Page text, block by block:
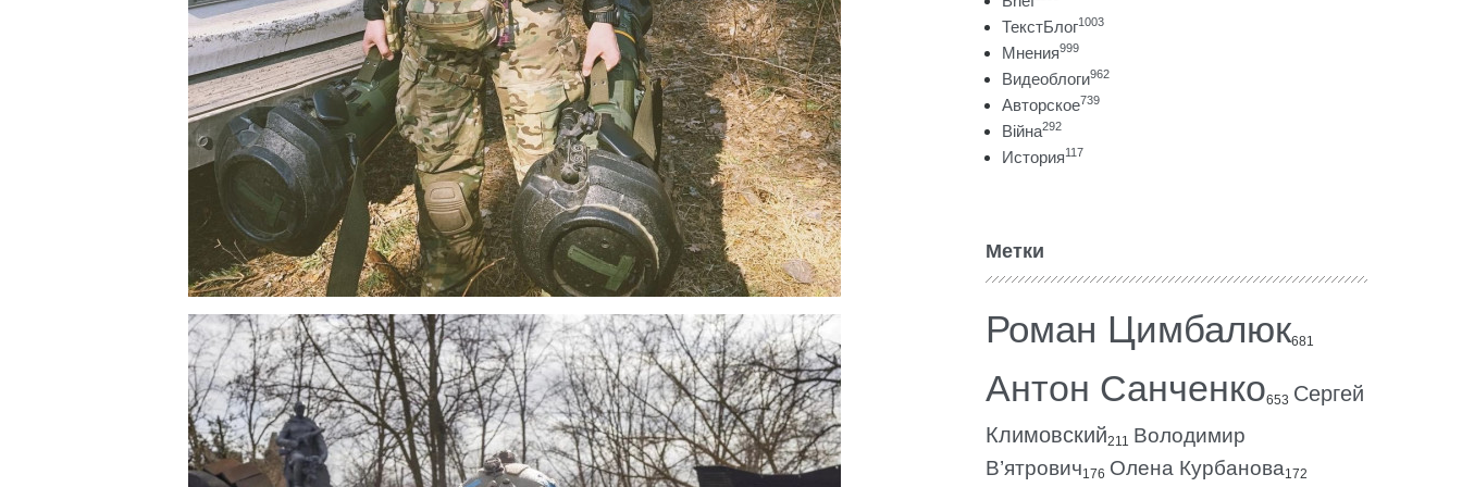
ТекстБлог1003
Мнения999
Видеоблоги962
Авторское739
Війна292
История117
Метки
Роман Цимбалюк681
Антон Санченко653 Сергей
Климовский211 Володимир
В’ятрович176 Олена Курбанова172